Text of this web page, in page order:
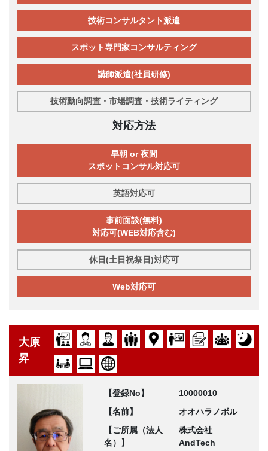
技術コンサルタント派遣
スポット専門家コンサルティング
講師派遣(社員研修)
技術動向調査・市場調査・技術ライティング
対応方法
早朝 or 夜間
スポットコンサル対応可
英語対応可
事前面談(無料)
対応可(WEB対応含む)
休日(土日祝祭日)対応可
Web対応可
大原
昇
【登録No】
10000010
【名前】
オオハラノボル
【ご所属（法人
名）】
株式会社
AndTech